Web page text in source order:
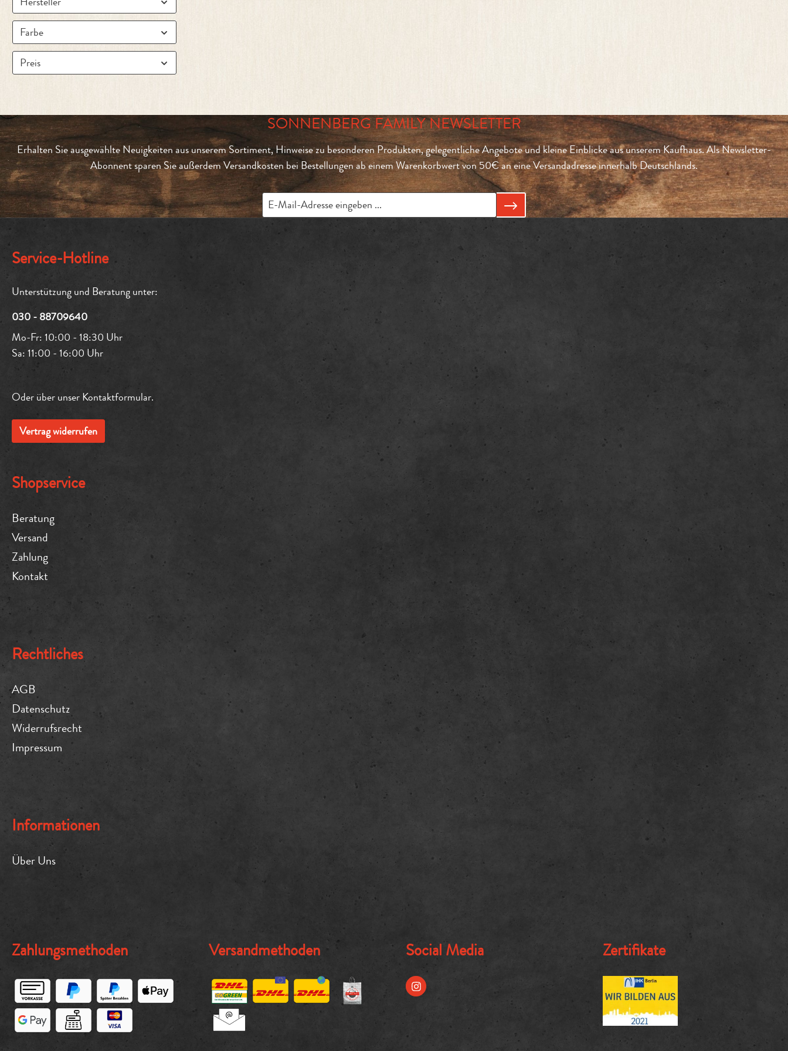
Farbe
Preis
SONNENBERG FAMILY NEWSLETTER
Erhalten Sie ausgewählte Neuigkeiten aus unserem Sortiment, Hinweise zu besonderen Produkten, gelegentliche Angebote und kleine Einblicke aus unserem Kaufhaus. Als Newsletter-
Abonnent sparen Sie außerdem Versandkosten bei Bestellungen ab einem Warenkorbwert von 50€ an eine Versandadresse innerhalb Deutschlands.
Service-Hotline
Unterstützung und Beratung unter:
030 - 88709640
Mo-Fr: 10:00 - 18:30 Uhr
Sa: 11:00 - 16:00 Uhr
Oder über unserKontaktformular.
Vertrag widerrufen
Shopservice
Beratung
Versand
Zahlung
Kontakt
Rechtliches
AGB
Datenschutz
Widerrufsrecht
Impressum
Informationen
Über Uns
Zahlungsmethoden Versandmethoden Social Media Zertifikate